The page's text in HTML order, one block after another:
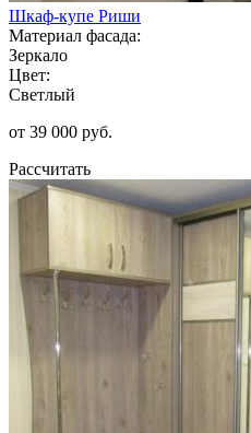
Шкаф-купе Риши
Материал фасада:
Зеркало
Цвет:
Светлый
от 39 000 руб.
Рассчитать